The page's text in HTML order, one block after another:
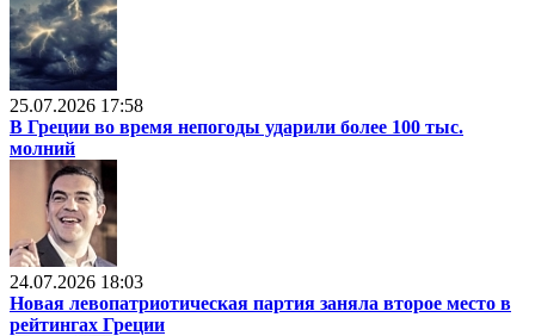
25.07.2026 17:58
В Греции во время непогоды ударили более 100 тыс.
молний
24.07.2026 18:03
Новая левопатриотическая партия заняла второе место в
рейтингах Греции